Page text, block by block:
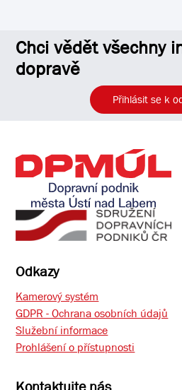
Chci vědět všechny
dopravě
Přihlásit se k
Odkazy
Kamerový systém
GDPR - Ochrana osobních údajů
Služební informace
Prohlášení o přístupnosti